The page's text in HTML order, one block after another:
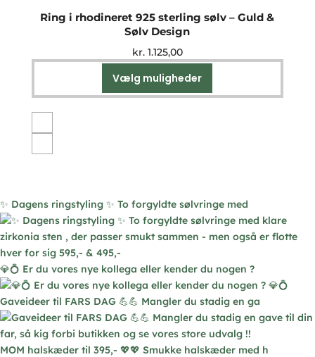
Ring i rhodineret 925 sterling sølv – Guld &
Sølv Design
kr.1.125,00
Vælg muligheder
vare
på
varesiden
✨ Dagens ringstyling ✨ To forgyldte sølvringe med
💎💍 Er du vores nye kollega eller kender du nogen ?
Gaveideer til FARS DAG 💪💪 Mangler du stadig en ga
MOM halskæder til 395,- 💖💖 Smukke halskæder med h